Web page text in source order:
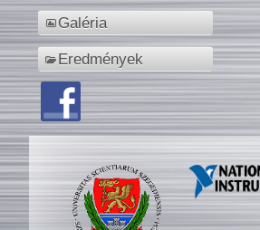
Galéria
Eredmények